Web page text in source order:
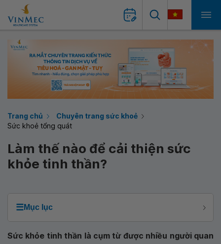
Trang chủ
Chuyên trang sức khoẻ
Sức khoẻ tổng quát
Làm thế nào để cải thiện sức
khỏe tinh thần?
☰Mục lục
Sức khỏe tinh thần là cụm từ được nhiều người quan